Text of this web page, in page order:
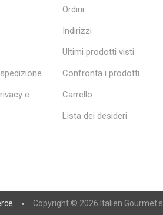
e
Ordini
Indirizzi
Ultimi prodotti visti
Confronta i prodotti
Carrello
Lista dei desideri
Copyright © 2026 Italien Gourmet